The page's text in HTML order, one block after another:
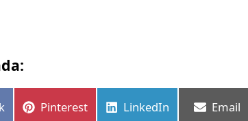
Compartir
Pinterest Compartir
LinkedIn Email